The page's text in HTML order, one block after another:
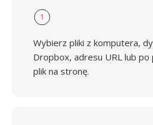
1
Wybierz pliki z komputera,
Dropbox, adresu URL lub
plik na stronę.